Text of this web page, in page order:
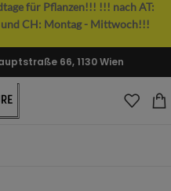
für Pflanzen!!! !!! nach AT:
CH: Montag - Mittwoch!!!
66, 1130 Wien